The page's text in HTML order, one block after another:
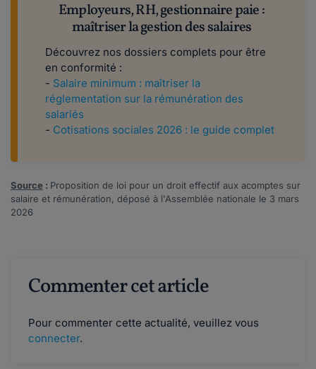
Employeurs, RH, gestionnaire paie :
maîtriser la gestion des salaires
Découvrez nos dossiers complets pour être
en conformité :
- Salaire minimum : maîtriser la
réglementation sur la rémunération des
salariés
- Cotisations sociales 2026 : le guide complet
Source : Proposition de loi pour un droit effectif aux acomptes sur
salaire et rémunération, déposé à l'Assemblée nationale le 3 mars
2026
Commenter cet article
Pour commenter cette actualité, veuillez vous
connecter.